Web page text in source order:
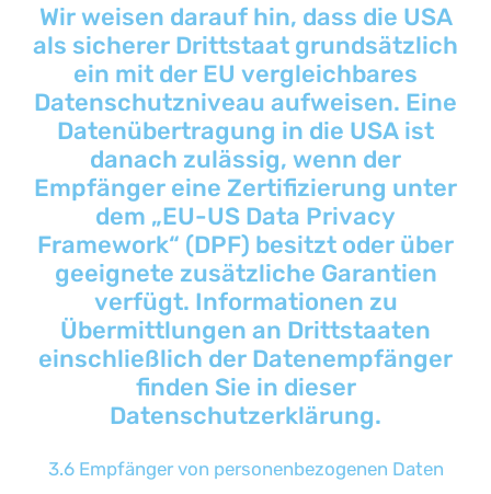
Wir weisen darauf hin, dass die USA
als sicherer Drittstaat grundsätzlich
ein mit der EU vergleichbares
Datenschutzniveau aufweisen. Eine
Datenübertragung in die USA ist
danach zulässig, wenn der
Empfänger eine Zertifizierung unter
dem „EU-US Data Privacy
Framework“ (DPF) besitzt oder über
geeignete zusätzliche Garantien
verfügt. Informationen zu
Übermittlungen an Drittstaaten
einschließlich der Datenempfänger
finden Sie in dieser
Datenschutzerklärung.
3.6 Empfänger von personenbezogenen Daten